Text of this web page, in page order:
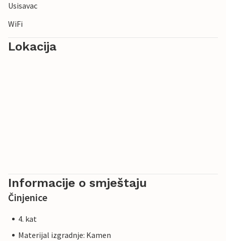
Usisavac
WiFi
Lokacija
Informacije o smještaju
Činjenice
4. kat
Materijal izgradnje: Kamen